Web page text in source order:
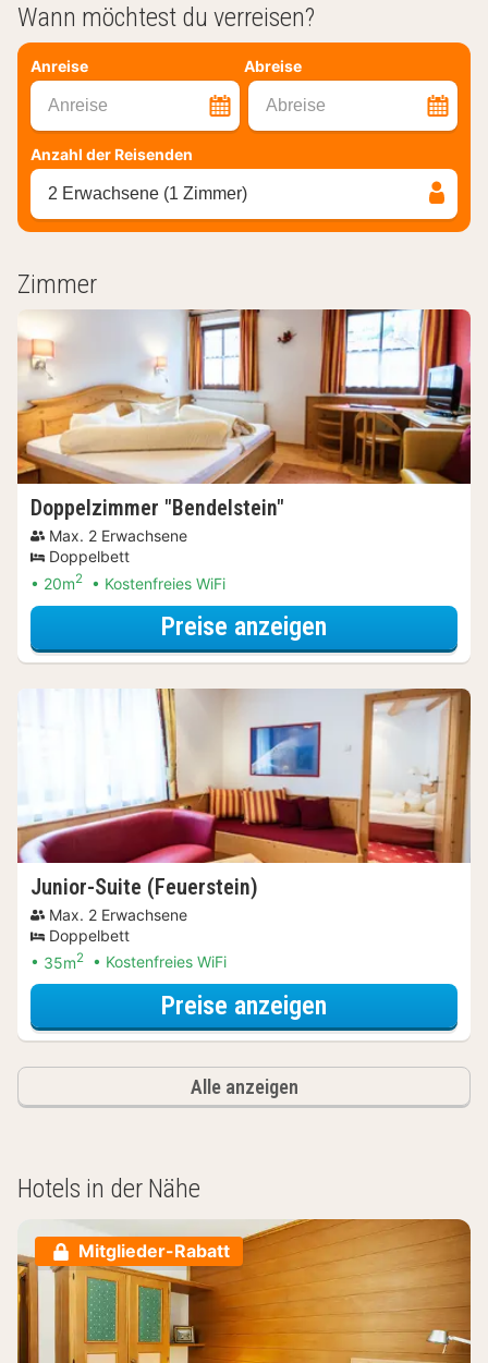
Wann möchtest du verreisen?
Anreise Abreise
Anreise Abreise
Anzahl der Reisenden
2 Erwachsene (1 Zimmer)
Zimmer
Doppelzimmer "Bendelstein"
Max. 2 Erwachsene
Doppelbett
20m2 Kostenfreies WiFi
Preise anzeigen
Junior-Suite (Feuerstein)
Max. 2 Erwachsene
Doppelbett
35m2 Kostenfreies WiFi
Preise anzeigen
Alle anzeigen
Hotels in der Nähe
Mitglieder-Rabatt